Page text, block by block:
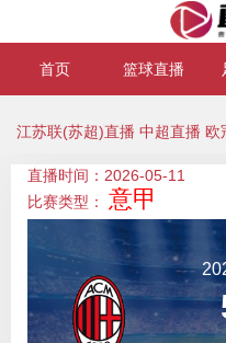
首页 篮球直播
江苏联(苏超)直播 中超直播 欧
直播时间：2026-05-11
比赛类型： 意甲